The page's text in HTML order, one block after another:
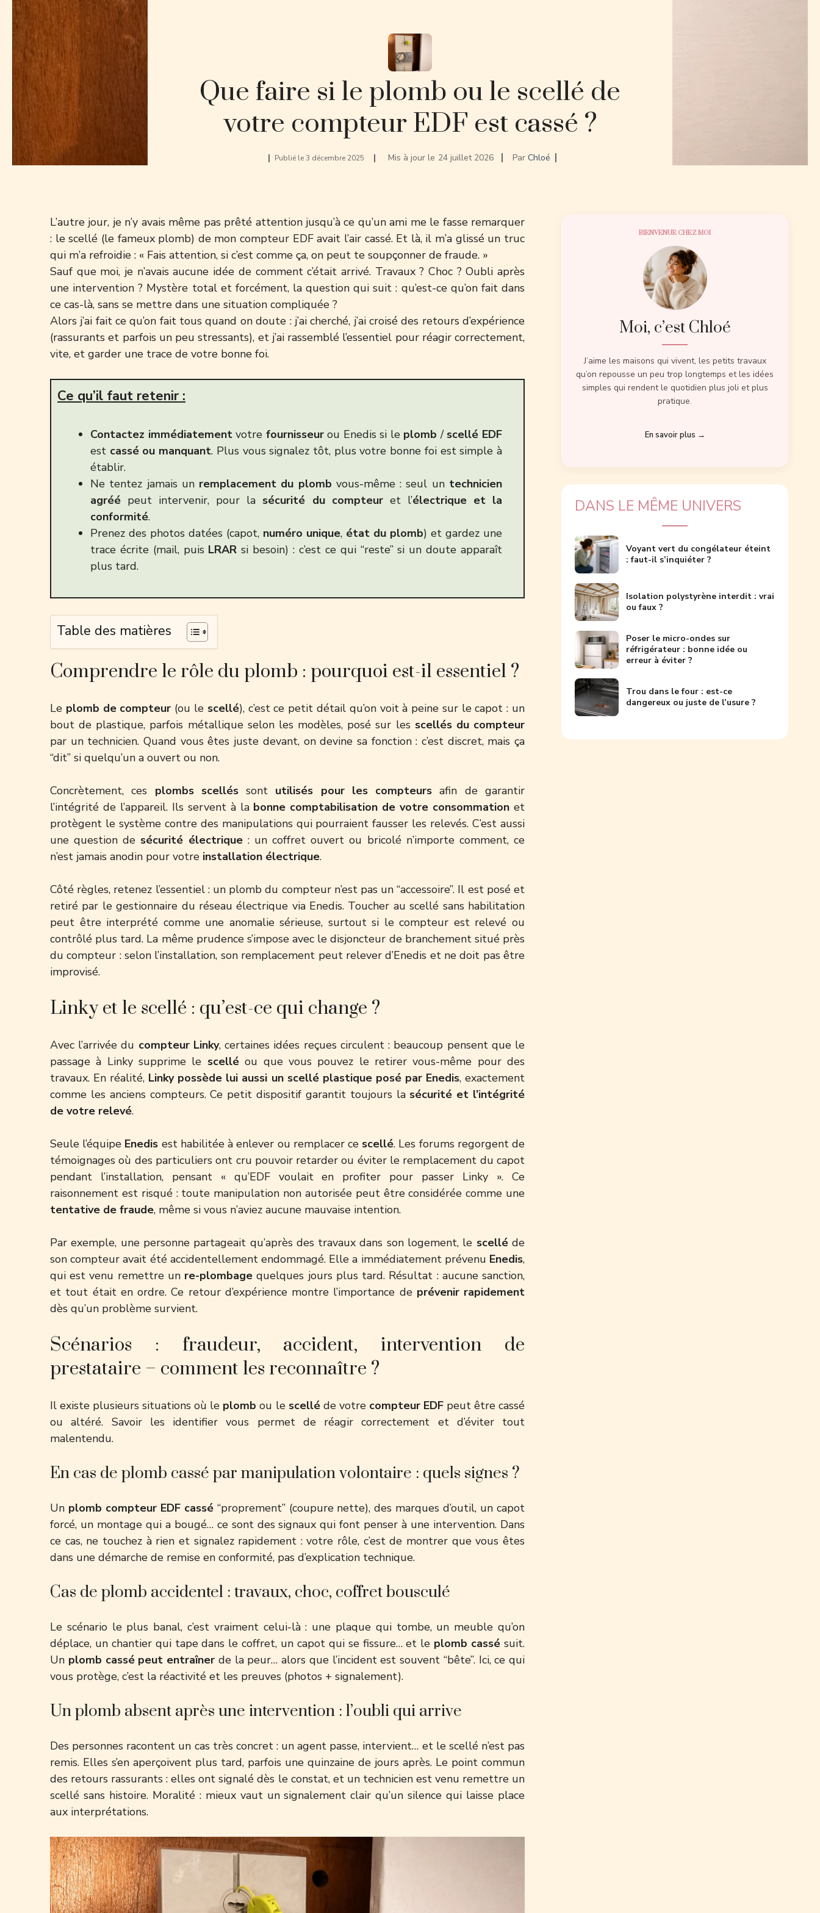
Que faire si le plomb ou le scellé de
votre compteur EDF est cassé ?
Publié le3 décembre 2025 Mis à jour le 24 juillet 2026 Par Chloé
L’autre jour, je n’y avais même pas prêté attention jusqu’à ce qu’un ami me le fasse remarquer
: le scellé (le fameux plomb) de mon compteur EDF avait l’air cassé. Et là, il m’a glissé un truc
qui m’a refroidie : « Fais attention, si c’est comme ça, on peut te soupçonner de fraude. »
Sauf que moi, je n’avais aucune idée de comment c’était arrivé. Travaux ? Choc ? Oubli après
une intervention ? Mystère total et forcément, la question qui suit : qu’est-ce qu’on fait dans
ce cas-là, sans se mettre dans une situation compliquée ?
Alors j’ai fait ce qu’on fait tous quand on doute : j’ai cherché, j’ai croisé des retours d’expérience
(rassurants et parfois un peu stressants), et j’ai rassemblé l’essentiel pour réagir correctement,
vite, et garder une trace de votre bonne foi.
Ce qu’il faut retenir :
Contactez immédiatementvotre fournisseurou Enedis si le plomb / scellé EDF
est cassé ou manquant. Plus vous signalez tôt, plus votre bonne foi est simple à
établir.
Ne tentez jamais un remplacement du plomb vous-même : seul un technicien
agréé peut intervenir, pour la sécurité du compteuret l’électrique et la
conformité.
Prenez des photos datées (capot, numéro unique, état du plomb) et gardez une
trace écrite (mail, puis LRAR si besoin) : c’est ce qui “reste” si un doute apparaît
plus tard.
Table des matières
Comprendre le rôle du plomb : pourquoi est-il essentiel ?
Le plomb de compteur (ou le scellé), c’est ce petit détail qu’on voit à peine sur le capot : un
bout de plastique, parfois métallique selon les modèles, posé sur les scellés du compteur
par un technicien. Quand vous êtes juste devant, on devine sa fonction : c’est discret, mais ça
“dit” si quelqu’un a ouvert ou non.
Concrètement, ces plombs scelléssont utilisés pour les compteurs afin de garantir
l’intégrité de l’appareil. Ils servent à la bonne comptabilisation de votre consommation et
protègent le système contre des manipulations qui pourraient fausser les relevés. C’est aussi
une question de sécurité électrique: un coffret ouvert ou bricolé n’importe comment, ce
n’est jamais anodin pour votre installation électrique.
Côté règles, retenez l’essentiel : un plomb du compteur n’est pas un “accessoire”. Il est posé et
retiré par le gestionnaire du réseau électrique via Enedis. Toucher au scellé sans habilitation
peut être interprété comme une anomalie sérieuse, surtout si le compteur est relevé ou
contrôlé plus tard. La même prudence s’impose avec le disjoncteur de branchement situé près
du compteur : selon l’installation, son remplacement peut relever d’Enedis et ne doit pas être
improvisé.
Linky et le scellé : qu’est-ce qui change ?
Avec l’arrivée du compteur Linky, certaines idées reçues circulent : beaucoup pensent que le
passage à Linky supprime le scelléou que vous pouvez le retirer vous-même pour des
travaux. En réalité, Linky possède lui aussi un scellé plastique posé par Enedis, exactement
comme les anciens compteurs. Ce petit dispositif garantit toujours la sécurité et l’intégrité
de votre relevé.
Seule l’équipe Enedis est habilitée à enlever ou remplacer ce scellé. Les forums regorgent de
témoignages où des particuliers ont cru pouvoir retarder ou éviter le remplacement du capot
pendant l’installation, pensant « qu’EDF voulait en profiter pour passer Linky ». Ce
raisonnement est risqué : toute manipulation non autorisée peut être considérée comme une
tentative de fraude, même si vous n’aviez aucune mauvaise intention.
Par exemple, une personne partageait qu’après des travaux dans son logement, le scelléde
son compteur avait été accidentellement endommagé. Elle a immédiatement prévenu Enedis,
qui est venu remettre un re-plombage quelques jours plus tard. Résultat : aucune sanction,
et tout était en ordre. Ce retour d’expérience montre l’importance de prévenir rapidement
dès qu’un problème survient.
Scénarios : fraudeur, accident, intervention de
prestataire – comment les reconnaître ?
Il existe plusieurs situations où le plomb ou le scelléde votre compteur EDFpeut être cassé
ou altéré. Savoir les identifier vous permet de réagir correctement et d’éviter tout
malentendu.
En cas de plomb cassé par manipulation volontaire : quels signes ?
Un plomb compteur EDF cassé“proprement” (coupure nette), des marques d’outil, un capot
forcé, un montage qui a bougé… ce sont des signaux qui font penser à une intervention. Dans
ce cas, ne touchez à rien et signalez rapidement : votre rôle, c’est de montrer que vous êtes
dans une démarche de remise en conformité, pas d’explication technique.
Cas de plomb accidentel : travaux, choc, coffret bousculé
Le scénario le plus banal, c’est vraiment celui-là : une plaque qui tombe, un meuble qu’on
déplace, un chantier qui tape dans le coffret, un capot qui se fissure… et le plomb cassé suit.
Un plomb cassé peut entraîner de la peur… alors que l’incident est souvent “bête”. Ici, ce qui
vous protège, c’est la réactivité et les preuves (photos + signalement).
Un plomb absent après une intervention : l’oubli qui arrive
Des personnes racontent un cas très concret : un agent passe, intervient… et le scellé n’est pas
remis. Elles s’en aperçoivent plus tard, parfois une quinzaine de jours après. Le point commun
des retours rassurants : elles ont signalé dès le constat, et un technicien est venu remettre un
scellé sans histoire. Moralité : mieux vaut un signalement clair qu’un silence qui laisse place
aux interprétations.
BIENVENUE CHEZ MOI
Moi, c’est Chloé
J’aime les maisons qui vivent, les petits travaux
qu’on repousse un peu trop longtemps et les idées
simples qui rendent le quotidien plus joli et plus
pratique.
En savoir plus →
DANS LE MÊME UNIVERS
Voyant vert du congélateur éteint
: faut-il s’inquiéter ?
Isolation polystyrène interdit : vrai
ou faux ?
Poser le micro-ondes sur
réfrigérateur : bonne idée ou
erreur à éviter ?
Trou dans le four : est-ce
dangereux ou juste de l’usure ?